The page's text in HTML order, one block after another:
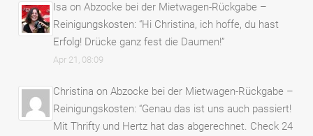
Isa onAbzocke bei der Mietwagen-Rückgabe –
Reinigungskosten: “Hi Christina, ich hoffe, du hast
Erfolg! Drücke ganz fest die Daumen!”
Apr 21, 08:09
Christina onAbzocke bei der Mietwagen-Rückgabe –
Reinigungskosten: “Genau das ist uns auch passiert!
Mit Thrifty und Hertz hat das abgerechnet. Check 24